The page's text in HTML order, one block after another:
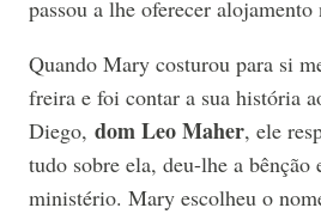
passou a lhe oferecer alojamento
Quando Mary costurou para si
freira e foi contar a sua história
Diego, dom Leo Maher, ele
tudo sobre ela, deu-lhe a bênção
ministério. Mary escolheu o